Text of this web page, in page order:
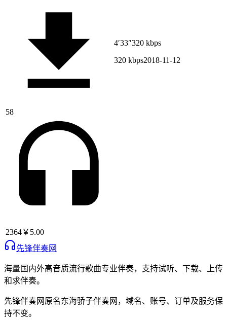
58
2364￥5.00
4′33″320 kbps
320 kbps2018-11-12
先锋伴奏网
海量国内外高音质流行歌曲专业伴奏，支持试听、下载、上传
和求伴奏。
先锋伴奏网 原名东海骄子伴奏网 ，域名、账号、订单及服务保
持不变。